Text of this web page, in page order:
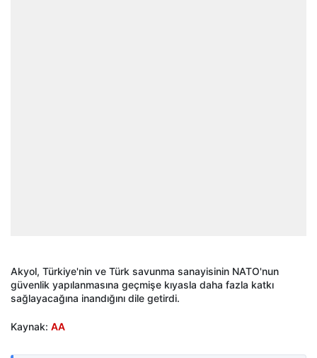
Akyol, Türkiye'nin ve Türk savunma sanayisinin NATO'nun
güvenlik yapılanmasına geçmişe kıyasla daha fazla katkı
sağlayacağına inandığını dile getirdi.
Kaynak: AA